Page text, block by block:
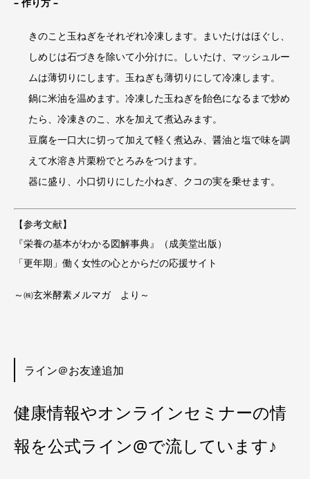
きのこと玉ねぎをそれぞれ冷凍します。まいたけはほぐし、
しめじは石づきを除いて小分けに。しいたけ、マッシュルー
ムは薄切りにします。玉ねぎも薄切りにして冷凍します。
鍋に米油を温めます。冷凍した玉ねぎを飴色になるまで炒め
たら、冷凍きのこ、水を加えて煮込みます。
豆腐を一口大に切って加えて軽く煮込み、醤油と塩で味を調
えて水溶き片栗粉でとろみをつけます。
器に盛り、小口切りにした小ねぎ、クコの実を乗せます。
【参考文献】
『栄養の基本がわかる図解事典』（成美堂出版）
「更年期 」働く女性の心とからだの応援サイト
～㈱玄米酵素メルマガ より～
ライン＠お友達追加
健康情報やオンラインセミナーの情
報を公式ライン@で流しています♪